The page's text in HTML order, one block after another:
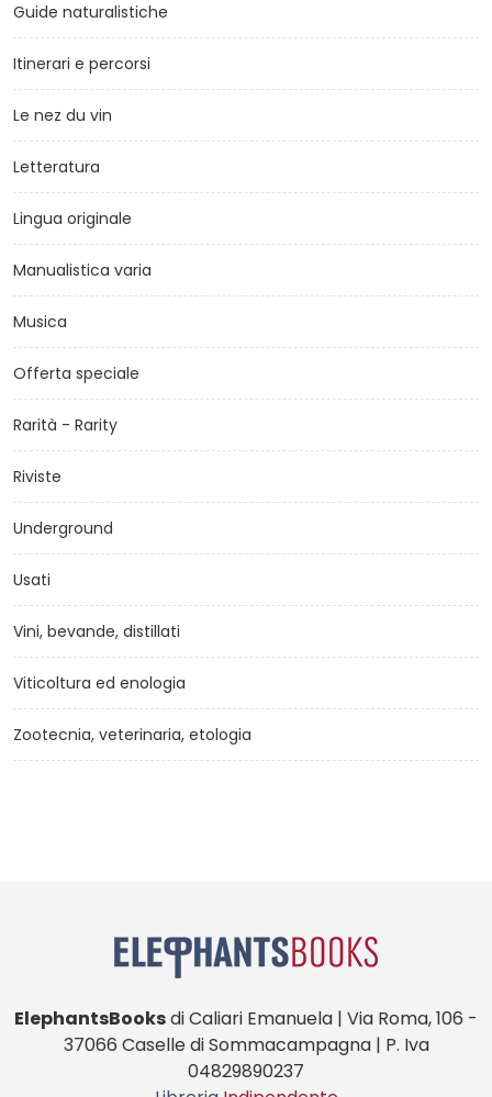
Guide naturalistiche
Itinerari e percorsi
Le nez du vin
Letteratura
Lingua originale
Manualistica varia
Musica
Offerta speciale
Rarità - Rarity
Riviste
Underground
Usati
Vini, bevande, distillati
Viticoltura ed enologia
Zootecnia, veterinaria, etologia
ElephantsBooksdi Caliari Emanuela | Via Roma, 106 -
37066 Caselle di Sommacampagna | P. Iva
04829890237